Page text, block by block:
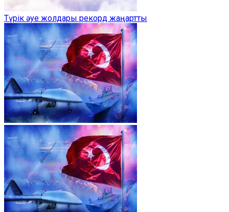
Түрік әуе жолдары рекорд жаңартты